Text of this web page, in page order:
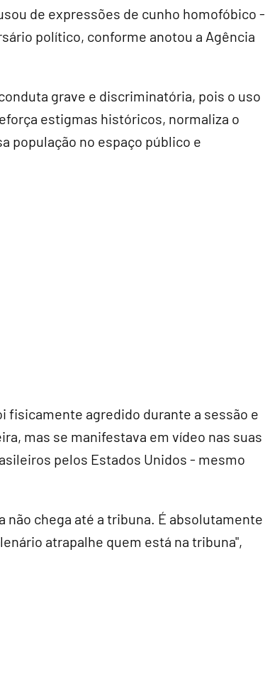
de expressões de cunho homofóbico -
político, conforme anotou a Agência
grave e discriminatória, pois o uso
estigmas históricos, normaliza o
população no espaço público e
fisicamente agredido durante a sessão e
mas se manifestava em vídeo nas suas
pelos Estados Unidos - mesmo
não chega até a tribuna. É absolutamente
atrapalhe quem está na tribuna",